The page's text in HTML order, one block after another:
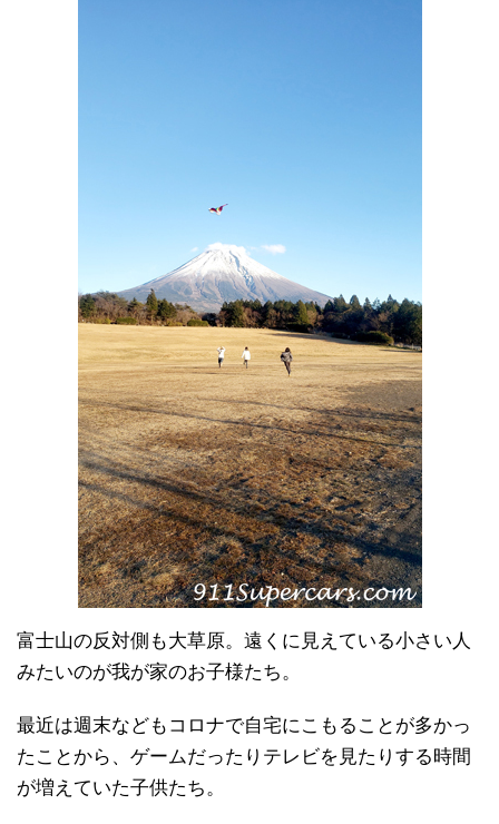
富士山の反対側も大草原。遠くに見えている小さい人
みたいのが我が家のお子様たち。
最近は週末などもコロナで自宅にこもることが多かっ
たことから、ゲームだったりテレビを見たりする時間
が増えていた子供たち。